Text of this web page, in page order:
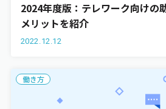
2024年度版：テレワーク向けの
メリットを紹介
2022.12.12
働き方